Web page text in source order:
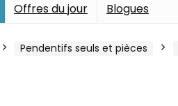
Offres du jour Blogues
Pendentifs seuls et pièces